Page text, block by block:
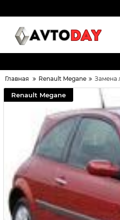
Главная Renault Megane Замена
Renault Megane